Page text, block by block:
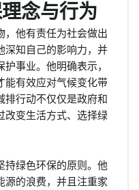
念与行为
，他有责任为社会做出
深知自己的影响力，并
事业。他明确表示，
能有效应对气候变化带
排行动不仅仅是政府和
改变生活方式、选择绿
持绿色环保的原则。他
源的浪费，并且注重家